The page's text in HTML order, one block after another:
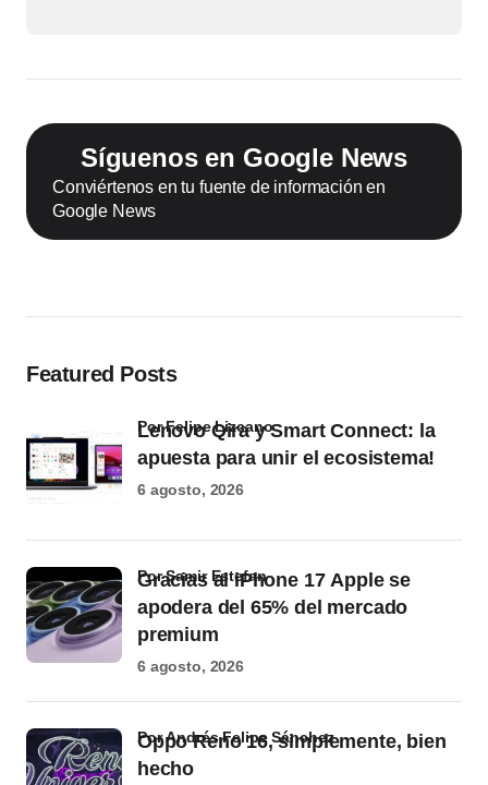
Síguenos en Google News
Conviértenos en tu fuente de información en
Google News
Featured Posts
Lenovo Qira y Smart Connect: la
apuesta para unir el ecosistema!
por Felipe Lizcano
6 agosto, 2026
Gracias al iPhone 17 Apple se
apodera del 65% del mercado
premium
por Samir Estefan
6 agosto, 2026
Oppo Reno 16, simplemente, bien
hecho
por Andrés Felipe Sánchez